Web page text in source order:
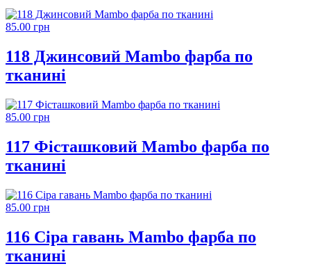
85.00 грн
118 Джинсовий Mambo фарба по
тканині
85.00 грн
117 Фісташковий Mambo фарба по
тканині
85.00 грн
116 Сіра гавань Mambo фарба по
тканині